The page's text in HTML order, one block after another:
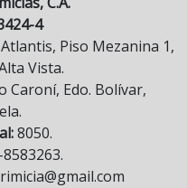
4
Piso Mezanina 1,
Vista.
Caroní, Edo. Bolívar,
8050.